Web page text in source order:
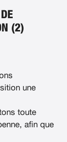
(2)
une
toute
afin que